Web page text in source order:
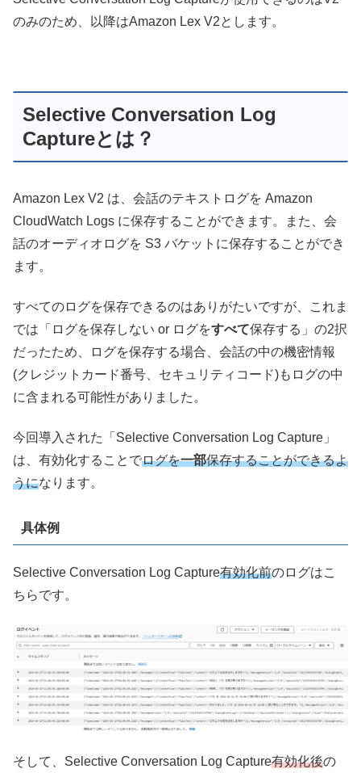
のみのため、以降はAmazon Lex V2とします。
Selective Conversation Log
Captureとは？
Amazon Lex V2 は、会話のテキストログを Amazon
CloudWatch Logs に保存することができます。また、会
話のオーディオログを S3 バケットに保存することができ
ます。
すべてのログを保存できるのはありがたいですが、これま
では「ログを保存しない or ログをすべて保存する」の2択
だったため、ログを保存する場合、会話の中の機密情報
(クレジットカード番号、セキュリティコード)もログの中
に含まれる可能性がありました。
今回導入された「Selective Conversation Log Capture」
は、有効化することでログを一部保存することができるよ
うになります。
具体例
Selective Conversation Log Capture有効化前のログはこ
ちらです。
そして、Selective Conversation Log Capture有効化後の